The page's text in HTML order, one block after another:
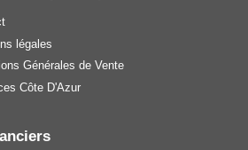
légales
Générales de Vente
Côte D'Azur